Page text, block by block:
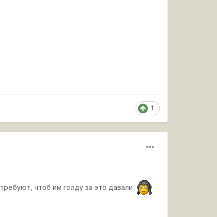
1
чтоб им голду за это давали